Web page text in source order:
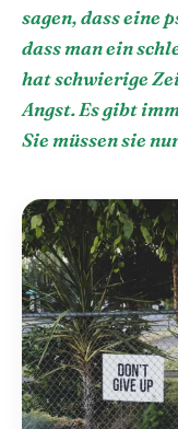
sagen, dass eine
dass man ein
hat schwierige
Angst. Es gibt
Sie müssen sie